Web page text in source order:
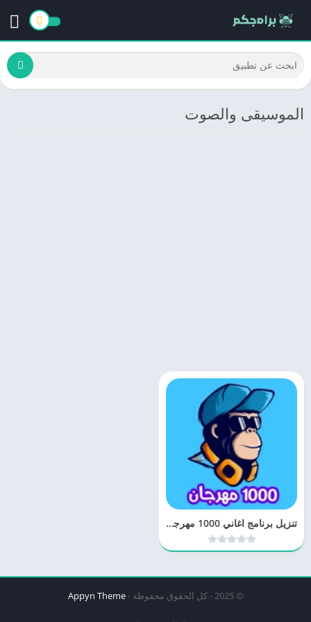
الموسيقى والصوت
تنزيل برنامج اغاني 1000 مهرجان بدون نت
© 2025 - كل الحقوق محفوظة - Appyn Theme